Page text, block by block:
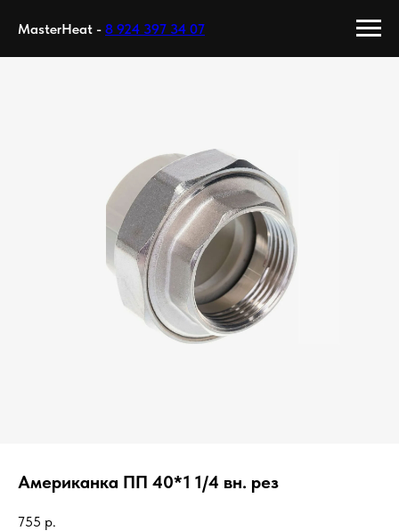
MasterHeat - 8 924 397 34 07
Американка ПП 40*1 1/4 вн. рез
755 р.